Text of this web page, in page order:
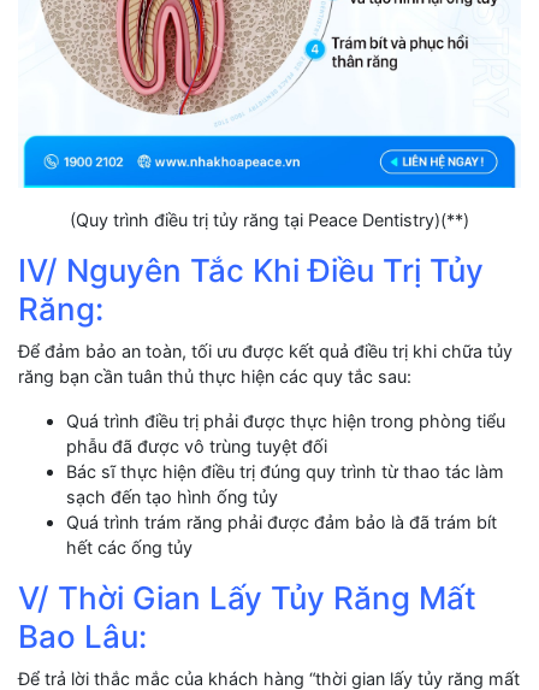
(Quy trình điều trị tủy răng tại Peace Dentistry)(**)
IV/ Nguyên Tắc Khi Điều Trị Tủy
Răng:
Để đảm bảo an toàn, tối ưu được kết quả điều trị khi chữa tủy
răng bạn cần tuân thủ thực hiện các quy tắc sau:
Quá trình điều trị phải được thực hiện trong phòng tiểu
phẫu đã được vô trùng tuyệt đối
Bác sĩ thực hiện điều trị đúng quy trình từ thao tác làm
sạch đến tạo hình ống tủy
Quá trình trám răng phải được đảm bảo là đã trám bít
hết các ống tủy
V/ Thời Gian Lấy Tủy Răng Mất
Bao Lâu:
Để trả lời thắc mắc của khách hàng “thời gian lấy tủy răng mất